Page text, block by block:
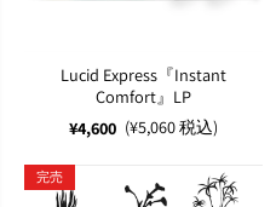
Lucid Express『Instant
Comfort』LP
¥4,600 (¥5,060 税込)
完売